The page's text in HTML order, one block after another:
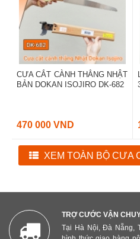
CƯA CẮT CÀNH THẲNG NHẬT
BẢN DOKAN ISOJIRO DK-682
470 000 VND
XEM TOÀN BỘ CƯA
TRỢ CƯỚC VẬN
Tại Hà Nội, Đà Nẵng,